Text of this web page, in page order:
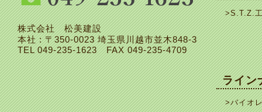
株式会社 松美建設
本社 : 〒350-0023 埼玉県川越市並木848-3
TEL049-235-1623FAX 049-235-4709
>S.T.Z.
ライン
>バイオ